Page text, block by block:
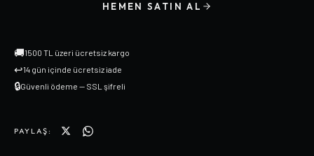
HEMEN SATIN AL
🚚1500 TL üzeri ücretsiz kargo
↩14 gün içinde ücretsiz iade
🔒Güvenli ödeme — SSL şifreli
PAYLAŞ: